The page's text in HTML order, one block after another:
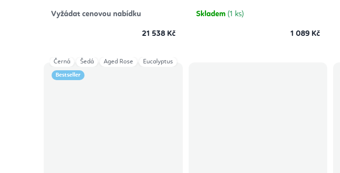
Vyžádat cenovou nabídku
21 538 Kč
Skladem (1 ks)
1 089 Kč
Bestseller
Černá Šedá Aged Rose Eucalyptus